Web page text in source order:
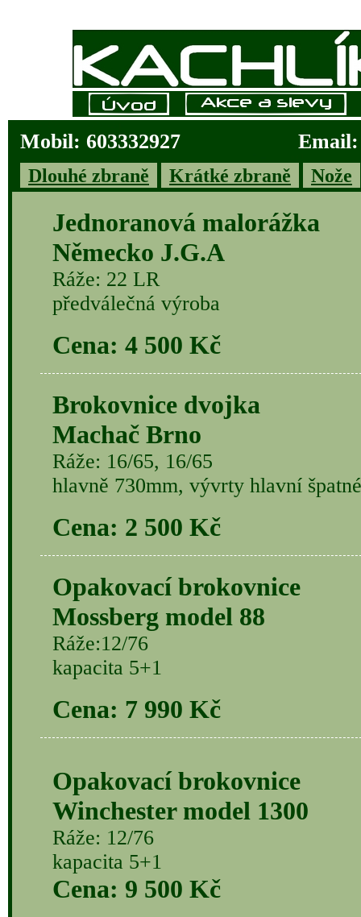
Mobil: 603332927
Dlouhé zbraně Krátké zbraně Nože
Jednoranová malorážka
Německo J.G.A
Ráže: 22 LR
předválečná výroba
Cena: 4 500 Kč
Brokovnice dvojka
Machač Brno
Ráže: 16/65, 16/65
hlavně 730mm, vývrty hlavní špatné
Cena: 2 500 Kč
Opakovací brokovnice
Mossberg model 88
Ráže:12/76
kapacita 5+1
Cena: 7 990 Kč
Opakovací brokovnice
Winchester model 1300
Ráže: 12/76
kapacita 5+1
Cena: 9 500 Kč